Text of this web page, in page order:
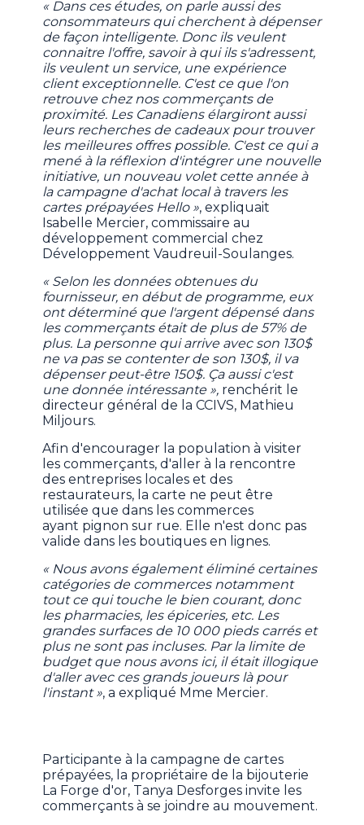
« Dans ces études, on parle aussi des
consommateurs qui cherchent à dépenser
de façon intelligente. Donc ils veulent
connaitre l'offre, savoir à qui ils s'adressent,
ils veulent un service, une expérience
client exceptionnelle. C'est ce que l'on
retrouve chez nos commerçants de
proximité. Les Canadiens élargiront aussi
leurs recherches de cadeaux pour trouver
les meilleures offres possible. C'est ce qui a
mené à la réflexion d'intégrer une nouvelle
initiative, un nouveau volet cette année à
la campagne d'achat local à travers les
cartes prépayées Hello », expliquait
Isabelle Mercier, commissaire au
développement commercial chez
Développement Vaudreuil-Soulanges.
« Selon les données obtenues du
fournisseur, en début de programme, eux
ont déterminé que l'argent dépensé dans
les commerçants était de plus de 57% de
plus. La personne qui arrive avec son 130$
ne va pas se contenter de son 130$, il va
dépenser peut-être 150$. Ça aussi c'est
une donnée intéressante », renchérit le
directeur général de la CCIVS, Mathieu
Miljours.
Afin d'encourager la population à visiter
les commerçants, d'aller à la rencontre
des entreprises locales et des
restaurateurs, la carte ne peut être
utilisée que dans les commerces
ayant pignon sur rue. Elle n'est donc pas
valide dans les boutiques en lignes.
« Nous avons également éliminé certaines
catégories de commerces notamment
tout ce qui touche le bien courant, donc
les pharmacies, les épiceries, etc. Les
grandes surfaces de 10 000 pieds carrés et
plus ne sont pas incluses. Par la limite de
budget que nous avons ici, il était illogique
d'aller avec ces grands joueurs là pour
l'instant », a expliqué Mme Mercier.
Participante à la campagne de cartes
prépayées, la propriétaire de la bijouterie
La Forge d'or, Tanya Desforges invite les
commerçants à se joindre au mouvement.